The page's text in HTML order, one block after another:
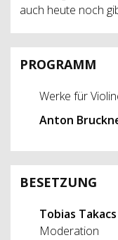
auch heute noch
PROGRAMM
Werke für
Anton
BESETZUNG
Tobias Takacs
Moderation